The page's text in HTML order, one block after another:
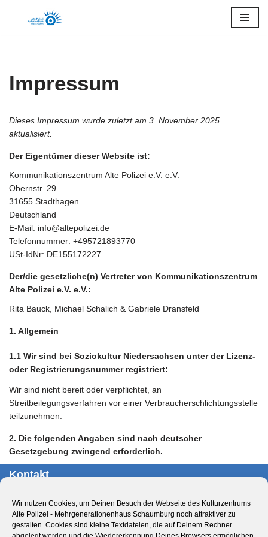
Wir nutzen Cookies, um Deinen Besuch der Webseite des Kulturzentrums
Alte Polizei - Mehrgenerationenhaus Schaumburg noch attraktiver zu
gestalten. Cookies sind kleine Textdateien, die auf Deinem Rechner
Impressum
Dieses Impressum wurde zuletzt am 3. November 2025
aktualisiert.
Der Eigentümer dieser Website ist:
Kommunikationszentrum Alte Polizei e.V. e.V.
Obernstr. 29
31655 Stadthagen
Deutschland
E-Mail: info@altepolizei.de
Telefonnummer: +495721893770
USt-IdNr: DE155172227
Der/die gesetzliche(n) Vertreter von Kommunikationszentrum
Alte Polizei e.V. e.V.:
Rita Bauck, Michael Schalich & Gabriele Dransfeld
1. Allgemein
1.1 Wir sind bei Soziokultur Niedersachsen unter der Lizenz-
oder Registrierungsnummer registriert:
Wir sind nicht bereit oder verpflichtet, an
Streitbeilegungsverfahren vor einer Verbraucherschlichtungsstelle
teilzunehmen.
2. Die folgenden Angaben sind nach deutscher
Gesetzgebung zwingend erforderlich.
Kontakt
Schaumburg
Obernstr. 29